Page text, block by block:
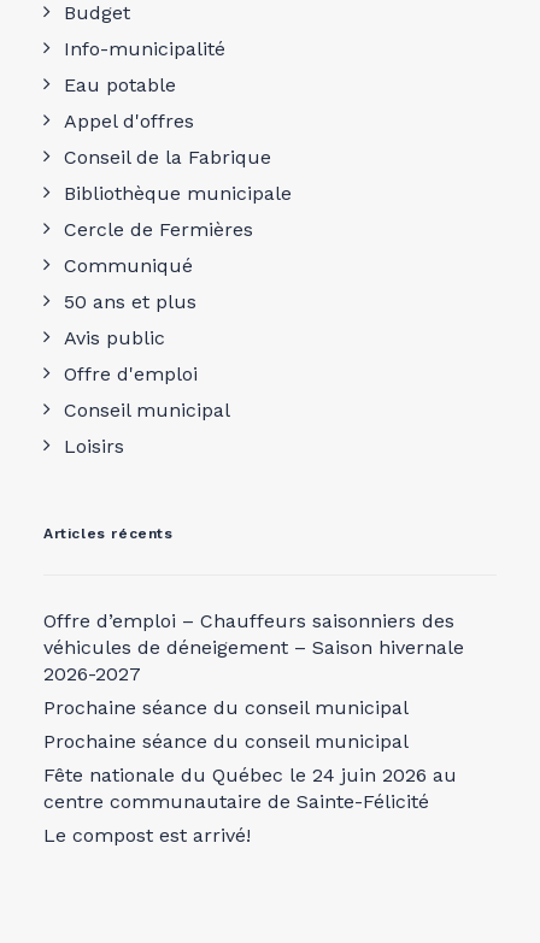
Budget
Info-municipalité
Eau potable
Appel d'offres
Conseil de la Fabrique
Bibliothèque municipale
Cercle de Fermières
Communiqué
50 ans et plus
Avis public
Offre d'emploi
Conseil municipal
Loisirs
Articles récents
Offre d’emploi – Chauffeurs saisonniers des
véhicules de déneigement – Saison hivernale
2026-2027
Prochaine séance du conseil municipal
Prochaine séance du conseil municipal
Fête nationale du Québec le 24 juin 2026 au
centre communautaire de Sainte-Félicité
Le compost est arrivé!